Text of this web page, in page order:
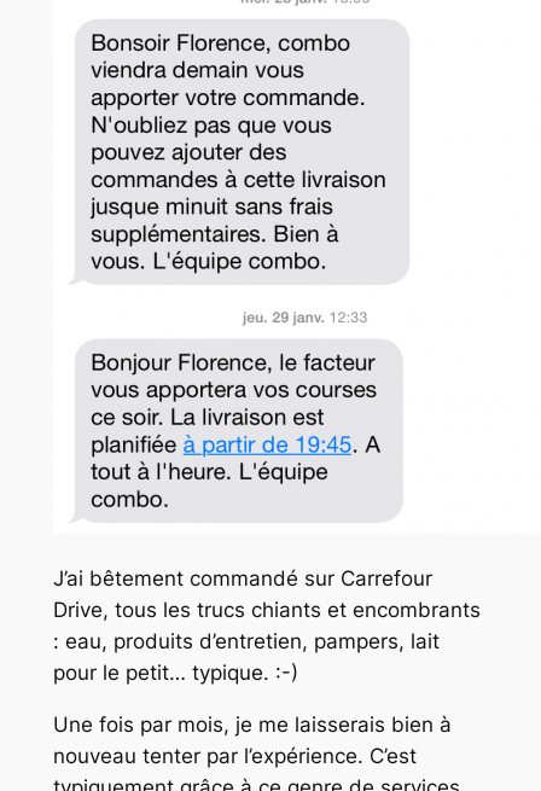
J’ai bêtement commandé sur Carrefour
Drive, tous les trucs chiants et encombrants
: eau, produits d’entretien, pampers, lait
pour le petit… typique. :-)
Une fois par mois, je me laisserais bien à
nouveau tenter par l’expérience. C’est